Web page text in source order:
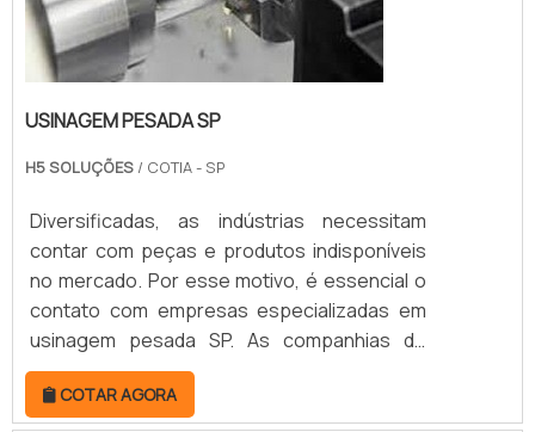
USINAGEM PESADA SP
H5 SOLUÇÕES / COTIA - SP
Diversificadas, as indústrias necessitam
contar com peças e produtos indisponíveis
no mercado. Por esse motivo, é essencial o
contato com empresas especializadas em
usinagem pesada SP. As companhias de
usinagem pesada são as responsáveis pela
elaboração em metal de componentes
COTAR AGORA